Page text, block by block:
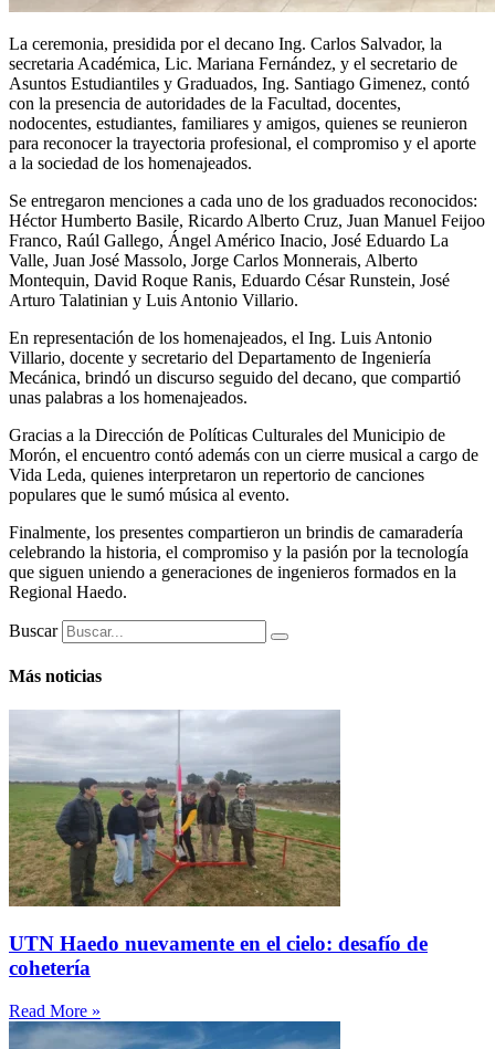
La ceremonia, presidida por el decano Ing. Carlos Salvador, la
secretaria Académica, Lic. Mariana Fernández, y el secretario de
Asuntos Estudiantiles y Graduados, Ing. Santiago Gimenez, contó
con la presencia de autoridades de la Facultad, docentes,
nodocentes, estudiantes, familiares y amigos, quienes se reunieron
para reconocer la trayectoria profesional, el compromiso y el aporte
a la sociedad de los homenajeados.
Se entregaron menciones a cada uno de los graduados reconocidos:
Héctor Humberto Basile, Ricardo Alberto Cruz, Juan Manuel Feijoo
Franco, Raúl Gallego, Ángel Américo Inacio, José Eduardo La
Valle, Juan José Massolo, Jorge Carlos Monnerais, Alberto
Montequin, David Roque Ranis, Eduardo César Runstein, José
Arturo Talatinian y Luis Antonio Villario.
En representación de los homenajeados, el Ing. Luis Antonio
Villario, docente y secretario del Departamento de Ingeniería
Mecánica, brindó un discurso seguido del decano, que compartió
unas palabras a los homenajeados.
Gracias a la Dirección de Políticas Culturales del Municipio de
Morón, el encuentro contó además con un cierre musical a cargo de
Vida Leda, quienes interpretaron un repertorio de canciones
populares que le sumó música al evento.
Finalmente, los presentes compartieron un brindis de camaradería
celebrando la historia, el compromiso y la pasión por la tecnología
que siguen uniendo a generaciones de ingenieros formados en la
Regional Haedo.
Buscar
Más noticias
UTN Haedo nuevamente en el cielo: desafío de
cohetería
Read More »